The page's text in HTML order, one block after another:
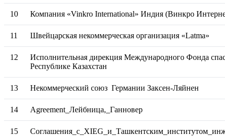
10 Компания «Vinkro International» Индия (Винкро
11 Швейцарская некоммерческая организация «Latma»
12
Исполнительная дирекция Международного Фонда
Республике Казахстан
13 Некоммерческий союз Германии Заксен-Ляйнен
14 Agreement_Лейбница,_Ганновер
15